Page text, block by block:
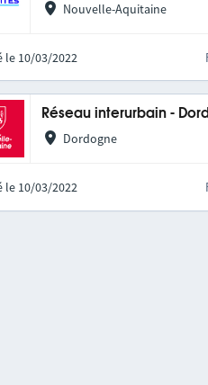
Nouvelle-Aquitaine
le 10/03/2022
Réseau interurbain -
Dordogne
le 10/03/2022